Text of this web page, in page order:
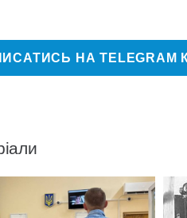
НА TELEGRAM